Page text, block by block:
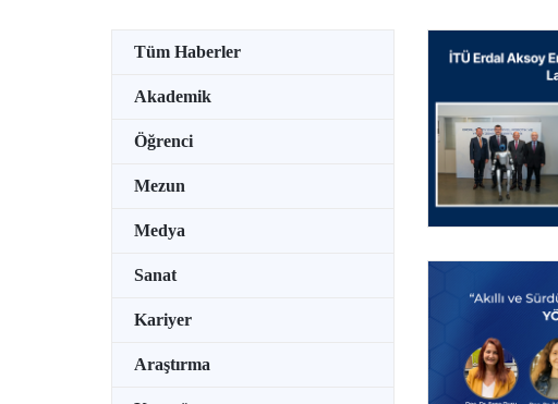
Tüm Haberler
Akademik
Öğrenci
Mezun
Medya
Sanat
Kariyer
Araştırma